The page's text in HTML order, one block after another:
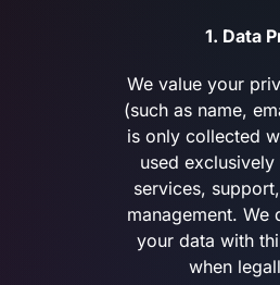
1. Data
We value your
(such as name,
is only collected
used
services,
management. We
your data with
when